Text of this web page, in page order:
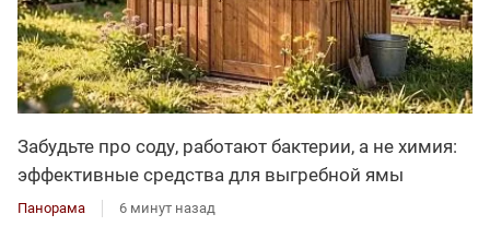
Забудьте про соду, работают бактерии, а не химия:
эффективные средства для выгребной ямы
Панорама 6 минут назад